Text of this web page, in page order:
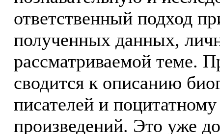
ответственный подход
полученных данных,
рассматриваемой теме.
сводится к описанию
писателей и
произведений. Это уже